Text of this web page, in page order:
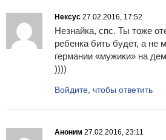
Нексус 27.02.2016, 17:52
Незнайка, спс. Ты тоже
ребенка бить будет, а не
германии «мужики» на
))))
Войдите, чтобы ответить
Аноним 27.02.2016, 23:11